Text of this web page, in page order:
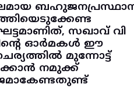
സഖാവ് വി
ഓർമകൾ ഈ
മുന്നോട്ട്‌
നമുക്ക്